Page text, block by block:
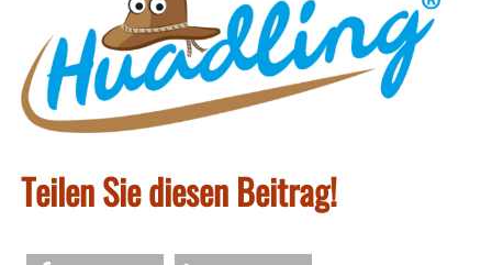
Teilen Sie diesen Beitrag!